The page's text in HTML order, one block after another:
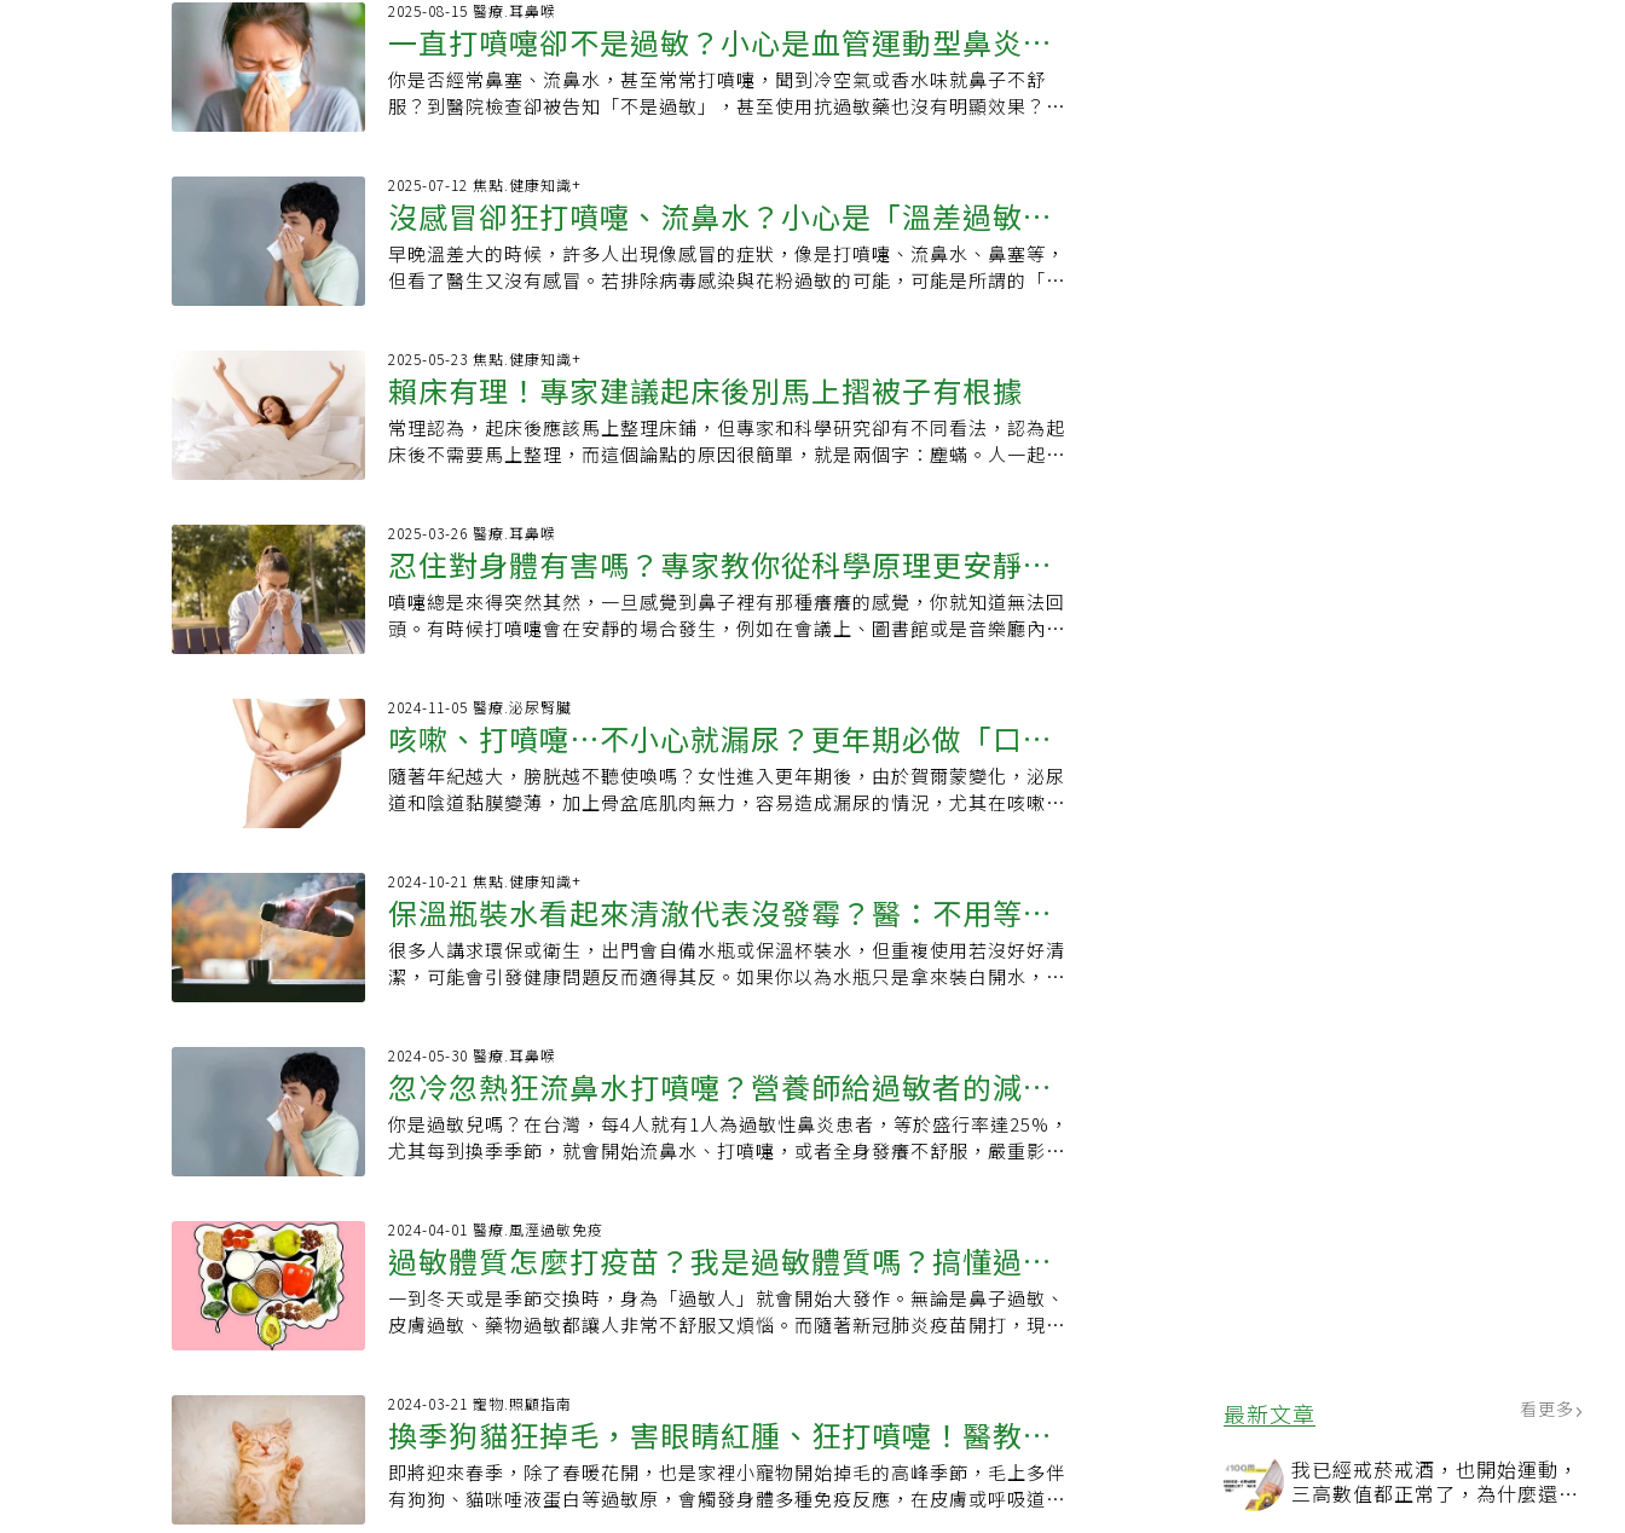
腎的位置，局部刺激來溫通經絡，幫助改善過敏症狀。
或水腫，也有可能會有死胎等狀況。林詠青也提醒，B19微小病毒可能造成心
臟、神經跟肝腎方面的感染的症狀，心臟比較危險的狀況是造成心肌炎、神經系
統可能會造成腦炎或腦膜炎、在肝腎可能會造成肝炎或是腎臟發炎。以往發現造
成致死的狀況最常見是心肌炎，一般病毒感染都有可能會造成心肌炎，且以往發
現感染造成心肌炎致死率大約三成。林詠青說，B19微小病毒目前沒有特效藥、
前往人潮比較多公共場合，還是要戴口罩才可以避免透過飛沫感染。至於全球病
毒流行狀況，防疫辦公室主任李佳琳說明，B19微小病毒並非法定傳染病，不過
日本、美國將他列為監測項目，不過資料也不算多。在2025年其實就有一波的疫
情，日本從去年的10月後，疫情開始下降，那在今年的部分看到他目前疫情是有
之間，占比是最多，每一年大概是4到6年左右會有一個比較大型的疫情。總體來
看，日本在去年曾大流行，初步觀察今年疫情未超過去年；美國因為他的疫情大
概是前兩年是有比較大的疫情，不過最近的數據並不是非常的清楚，將再繼續蒐
集。
筍、甘藍、蛋白質類中就含有此營養素6、維他命C維他命C能強化人體黏膜細
胞，增加自身免疫力、減少過敏原入侵，建議可以多吃芭樂、奇異果、柑橘類等
水果來補充 7、維他命D建議可以多出門走走曬太陽，改善過敏；但若沒有陽光的
日子，不妨就多吃魚、牛奶、蛋黃、菇類等食物8、維他命E可以攝取各種堅果種
軛亞麻油酸(CLA)攝取適當的共軛亞麻油酸，除了能降低過敏症狀，也可以減少抗
過敏藥物的攝取，最重要的還是遵循醫囑，飲食當輔助。建議從紅花籽油、葵花
油、羊肉、牛肉、乳製品等食物中補充 這些食物要少吃 高敏敏指出，補充對的營
養素，才能幫助身體抗發炎，減少過敏不適。不過，光是增加好食物還不夠，日
常生活中也有一些會讓身體更容易發炎的地雷要避免： 1、加工食品：添加物過
高敏敏強調，除了補充抗敏營養素，也要少吃會讓身體發炎的食物，再加上規律
生活與良好作息，就能幫助免疫系統回到平衡 減少哈啾不停的困擾！ 【延伸閱
讀】 ·鼻塞、喉嚨卡痰、聞不到味道？醫警告：恐是「慢性鼻竇炎」 9大典型徵
兆曝 ·洗鼻器要天天用嗎？醫曝「最佳使用頻率」 這3種人需慎用
響身體天然防禦，如鼻腔與喉嚨黏液減少，讓病菌更容易存活和傳播。1. 選擇靠
窗座位，最好在機艙後方醫師建議，靠窗座位接觸他人的機會較少，而機艙後方
的座位也能避免被後方乘客呼吸或咳嗽波及。雖然並非百分之百安全，但這是降
低風險的簡單方式。2. 登機前先上洗手間在飛機上使用公共洗手間風險較高，因
為無法得知前一位使用者的衛生狀況，且飛行中不會再次清潔。因此登機前可以
托盤、扶手或安全帶扣上。醫師建議使用含消毒成分的濕巾擦拭座位區域，避免
接觸後再碰到口、鼻或眼睛。4. 隨身攜帶使用酒精乾洗手液進食或接觸公共物品
（如行李櫃把手）前，先使用酒精乾洗手液，可有效降低感染風險。手部是飛行
中最容易帶菌的途徑之一。5. 多喝水，並避免喝酒、咖啡機艙乾燥容易使身體脫
是長途飛行或免疫力較低的乘客。若附近有人咳嗽或打噴嚏，也可考慮換座位或
請求協助調整。美國家庭醫學協會醫師Kathleen N. Mueller表示：「只要採取正
確措施，旅行時仍有可能避免生病。」若對即將出行有疑慮，可事先諮詢家庭醫
師，做好防護準備。若自己在飛行中已感冒，也請戴口罩、用手肘遮擋咳嗽與打
噴嚏，以降低傳染他人的機率。
2025-08-15 醫療.耳鼻喉
一直打噴嚏卻不是過敏？小心是血管運動型鼻炎！
一表比較病因、症狀
你是否經常鼻塞、流鼻水，甚至常常打噴嚏，聞到冷空氣或香水味就鼻子不舒
服？到醫院檢查卻被告知「不是過敏」，甚至使用抗過敏藥也沒有明顯效果？醫
病因差異國泰醫院耳鼻喉科主治醫師王文弘表示，過敏性鼻炎是一種免疫系統過
度反應的疾病，當人體接觸到像是塵蟎、花粉、動物毛髮等過敏原時，會產生IgE
抗體，引發打噴嚏、鼻塞、鼻癢和流清水鼻涕等典型過敏症狀。這類鼻炎常見於
兒童與青少年，並常合併其他過敏性疾病，如氣喘或異位性皮膚炎。相較之下，
血管運動型鼻炎則是由鼻腔內血管與神經系統對氣溫、氣味、空氣濕度等刺激反
鼻水，有時也會頭脹或有「鼻子悶悶的」感覺，但打噴嚏與鼻癢較少見。過敏性
鼻炎VS血管性鼻炎一覽表王文弘說明，鼻塞、流鼻水、打噴嚏，這些常見的鼻部
症狀不一定都是過敏引起的，以下整理出過敏性鼻炎及血管運動型鼻炎的常見差
異：王文弘說明，兩者雖有部分症狀重疊，但治療方式不同。過敏性鼻炎以避開
主。血管性鼻炎藥物治療困難可手術王文弘提到，對於血管運動型鼻炎，目前的
藥物治療（如鼻用類固醇或抗膽鹼藥物）效果有限，有些人服藥只能稍微緩解，
但一遇到冷風或香味，症狀又再度發作。有些人長期使用鼻塞藥物（如血管收縮
劑），反而產生「藥物性鼻炎」，造成鼻黏膜惡性循環。因此，若藥物治療效果
不理想，可考慮後鼻神經消融術，利用高頻能量（如射頻或冷凍）破壞異常活躍
服不是小事，長期的鼻塞、流鼻水不僅影響睡眠、專注力，還可能造成頭痛、疲
憊、甚至情緒低落，很多人以為只是小感冒或鼻過敏，卻長年誤用藥物、延誤治
療。若已嘗試過多種治療仍無法改善，應詢問專業耳鼻喉科醫師，找出病因才能
擬訂適合的治療方式。【本文獲uho優活健康網授權刊登，原文刊載網址見此】
2025-07-12 焦點.健康知識+
沒感冒卻狂打噴嚏、流鼻水？小心是「溫差過敏」
醫揭日常預防方法
早晚溫差大的時候，許多人出現像感冒的症狀，像是打噴嚏、流鼻水、鼻塞等，
但看了醫生又沒有感冒。若排除病毒感染與花粉過敏的可能，可能是所謂的「溫
動性鼻炎」人體自律神經主導心跳、呼吸、體溫等無意識的生命機能，由促進活
動的「交感神經」與負責放鬆的「副交感神經」共同運作。當環境溫度變化劇
烈，這套系統需要頻繁調節血管收縮與分泌，進而消耗大量能量，導致功能失
衡。鼻腔內有豐富血管與神經，當自律神經無法穩定調節，便容易出現打噴嚏、
流鼻水、鼻塞等症狀。這種情況雖有「過敏」之名，實際並無花粉、塵蟎等過敏
調，部分患者也可能感到情緒煩躁、失眠等。但也要注意若鼻水偏黃且濃稠，伴
隨發燒、全身倦怠，可能是病毒或細菌感染；若眼睛感到癢、紅、腫，則可能是
典型的過敏性鼻炎。目前尚無針對溫差過敏的明確檢驗方式，診斷多以排除法進
行，醫師會透過問診、血液檢查等方式，排除感染或特定過敏原，來推斷為溫差
車前應特別留意。由於這些治療多為對症，無法根治，因此部分醫師也會建議搭
配中醫調理體質，作為輔助療法。此外，改善日常生活習慣是預防關鍵。當日夜
溫差達7℃以上，特別容易誘發症狀。日本兵庫醫科大學教授都築建三提醒，夏季
出入冷氣房、春秋交替時的早晚氣溫變化，都需格外注意。穿著方面，建議準備
方便穿脫的外套，減少室內外溫差對身體的刺激。頸部、手腕等裸露部位也容易
有助提升身體調節能力。專家也提醒，睡前30分鐘避免使用手機，有助神經系統
進入休息狀態，提升睡眠品質。研究指出，若本身已有氣喘、異位性皮膚炎等過
敏體質，更容易出現溫差引起的症狀。針對這些慢性病進行妥善控制，也有助整
體緩解。資料來源 / yomiDr.
2025-05-23 焦點.健康知識+
賴床有理！專家建議起床後別馬上摺被子有根據
常理認為，起床後應該馬上整理床鋪，但專家和科學研究卻有不同看法，認為起
床後不需要馬上整理，而這個論點的原因很簡單，就是兩個字：塵蟎。人一起床
（Martin Seeley）說，經過一夜睡眠後，被單內可能充滿汗水，如果配上合適氣
溫，將會變成塵蟎繁殖的理想環境，建議讓空氣流通一段時間後再摺被子。西利
說，每個人平均每晚會流500毫升的汗，所以到早上時，床鋪便成為塵蟎完美的繁
殖場。因此，應該先離開床至少30分鐘，讓空氣更好流通，讓水氣散去，降低床
鋪的溼氣。一項2006年的英國研究也指出，起床後先離開床一段時間可能有助於
食，喜歡棲息於人類的寢具如床單、被子中，牠們不會直接傷害人體，但會加劇
過敏症狀，尤其是氣喘患者。美國肺臟協會（American Lung Association）指
出，實際上是塵蟎的排泄物引起流鼻水、流眼淚、打噴嚏等生理反應。這些殘留
物留在被子內，再被人體吸入。總而言之，不建議讓紡織品甚至大部分環境累積
2025-03-26 醫療.耳鼻喉
忍住對身體有害嗎？專家教你從科學原理更安靜打
噴嚏小技巧
噴嚏總是來得突然其然，一旦感覺到鼻子裡有那種癢癢的感覺，你就知道無法回
頭。有時候打噴嚏會在安靜的場合發生，例如在會議上、圖書館或是音樂廳內，
用力噴出，並通過鼻子和嘴巴排出體外。當你打噴嚏時，它會將如灰塵、塵土和
花粉等可能讓你生病或引發發炎的刺激物從鼻子或喉嚨中清除。除此之外，還有
一些較不常見的原因會讓人打噴嚏。例如有些人在看到強光時會打噴嚏，這叫做
「光敏性噴嚏反射」。另外，有些人因為胃部飽脹而打噴嚏，甚至有些人打噴嚏
與性幻想有關。為何有人打噴嚏很大聲？專家指出，當觸發打噴嚏反應時，大腦
在打噴嚏時，喉嚨的肌肉會參與其中。因此，你可以改變並調整噴嚏的聲音。一
般來說，鼻腔和口腔通道較小或較狹窄的人，會發出較高頻或較尖銳的噴嚏。與
之相反，通道較大的人，其噴嚏的聲音通常會有更多的共鳴，也就是會更響亮。
如何更安靜打噴嚏？1.吐氣肺部裡的空氣越多，噴嚏的聲音可能就越大。在打噴
巴。4.遮擋口鼻用手帕或手肘摀住口鼻來減弱噴嚏的聲音。忍住不打噴嚏對身體
有害嗎？雖然忍住不打噴嚏是可行的，但專家提醒不要完全憋住噴嚏，讓肺部內
的空氣壓力釋放很重要。但是如果你試圖壓抑或憋住打噴嚏，可能會導致各種問
題，包括：．耳膜受損．鼻竇問題．眼壓升高．血管破裂專家表示，儘管打噴嚏
會讓你措手不及，但它對你的健康有很多好處。例如有些人可能因為病毒或細菌
sneeze．Cleveland Clinic: Sneezing．Can Holding in a Sneeze Hurt You?
2024-11-05 醫療.泌尿腎臟
咳嗽、打噴嚏⋯不小心就漏尿？更年期必做「口訣
操」有效改善尿失禁
隨著年紀越大，膀胱越不聽使喚嗎？女性進入更年期後，由於賀爾蒙變化，泌尿
道和陰道黏膜變薄，加上骨盆底肌肉無力，容易造成漏尿的情況，尤其在咳嗽、
尿說再見！尿失禁是女性常見的泌尿道症狀，尤其是更年期後的婦女。根據國民
健康署2021年「國民健康訪問調查」顯示，40～59歲已停經女性自述，更年期因
咳嗽、大笑、打噴嚏或腹部用力時，發生漏尿情形的比率為8.3%；而上廁所來不
及導致漏尿的情形比率為4.2%，間接影響生活品質。50%更年期婦女會漏尿馬偕
紀念醫院婦產部婦女泌尿科主任劉蕙瑄指出，更年期的婦女由於女性荷爾蒙分泌
出，女性因先天尿道短，比男性更容易產生漏尿問題，且隨著年齡漸增，膀胱肌
肉容易萎縮，進而出現頻尿、尿急、夜尿、漏尿、尿失禁等症狀，使得患者不方
便外出或是不敢用力，深怕咳嗽、打噴嚏、跑步就會漏尿，嚴重影響病人的生活
品質。更年期漏尿5招改善尿失禁不僅是一種生理狀態，同時也涉及個人衛生及社
控制體重：體重過重會增加漏尿風險，因此建議將身體質量指數（Body Mass
Index，BMI）控制於18.5～24之間。肌力訓練：「骨盆底肌肌肉訓練」能夠強
化骨盆底部肌肉群，預防漏尿的發生。適當飲水與排尿：建議每天喝水量達到
1500～2000毫升，並養成定期排尿的習慣，切記不要憋尿。飲食控制：平常避免
刺激性的食物，例如咖啡、酒精等攝取，才能減少膀胱刺激。保持清潔：分泌物
縮運動，強化骨盆底肌肉，隨之加強尿道括約肌的力量，進而改善頻尿及尿失禁
的情況，只要牢記「懂得收、收得住、動得好」的觀念，就能有效改善更年齡漏
尿。骨盆底肌肌肉訓練怎麼做？首先找到舒服的坐姿，讓毛巾貼合陰道口，緩慢
的收縮夾緊肛門，此時收縮的肌肉即是骨盆底肌肉；接著，運用枕頭或球夾在大
2024-10-21 焦點.健康知識+
保溫瓶裝水看起來清澈代表沒發霉？醫：不用等看
到斑點 4徵兆恐已生黴菌
很多人講求環保或衛生，出門會自備水瓶或保溫杯裝水，但重複使用若沒好好清
潔，可能會引發健康問題反而適得其反。如果你以為水瓶只是拿來裝白開水，不
有些種類的細菌和黴菌依水而活，像是湖泊或池塘裡充滿著細菌，在某些情況
下，喝下水後就會被這些細菌感染。不光是水瓶，很多細菌也潛伏在廁所和淋浴
間這種潮濕的地方。醫師要大家想想，你上一次將水瓶的水倒光是什麼時候？這
個瓶子裡大多時間都有液體存在，它很少有完全乾燥的時候，在這黑暗、潮濕和
溫暖的空間一開始會生成肉眼幾乎看不到的小黑點，長期下來就會讓水被污染。
下：‧腸胃問題：黴菌會刺激胃和消化系統，喝下含黴菌的水可能會感到胃部不
適、痙攣或腹瀉。‧過敏：有些人對黴菌過敏，即使是少量的黴菌都會引發過敏
反應，包括打噴嚏、咳嗽、搔癢和流鼻涕。‧呼吸系統問題：吸入黴菌孢子可能
會引起呼吸症狀，如果本身患有氣喘或其他肺部疾病，會導致喘氣和呼吸困
菌，一開始的型態其實是附著在瓶上的薄膜，被稱為生物膜，那正是細菌和黴菌
堆積的徵兆。判斷水瓶是否發霉有以下情況：‧肉眼可見的斑點：最明顯的跡象
之一就是瓶子內看到黴菌斑點，通常為白色、黑色或綠色。‧難聞的氣味或味
道：如果水瓶發出黴味，可能還略帶泥土味，即使洗過還是有異味，那就代表潛
伏著黴菌。‧水呈現混濁：黴菌會讓水看起來污濁，如果瓶子裡的水看來不清
2024-05-30 醫療.耳鼻喉
忽冷忽熱狂流鼻水打噴嚏？營養師給過敏者的減敏
菜單 飲食5招改善過敏
你是過敏兒嗎？在台灣，每4人就有1人為過敏性鼻炎患者，等於盛行率達25%，
尤其每到換季季節，就會開始流鼻水、打噴嚏，或者全身發癢不舒服，嚴重影響
時，像是特定食物、花粉、塵蟎等，就導致流鼻水、打噴嚏等過敏現象。台南市
立醫院營養師張麗娟指出，想要改善過敏，除了減少接觸過敏原，也可以透過適
當的飲食調整，來減緩過敏的發作頻率：．均衡攝取多樣食物．多攝取抗氧化食
物．選擇優質蛋白．增加維生素D．少攝取糖類與加工食品過敏者的減敏菜單張
麗娟指出，平常要吃對食物，像是各類水果和蔬菜，如花椰菜、柑橘類、菠菜、
等食物都是優良蛋白質，特別是富含omega-3脂肪酸的魚，例如鮭魚、鯖魚；乾
木耳、乾香菇、牛奶、秋刀魚富含維生素D，具有調節免疫的作用，適量補充可
降低過敏嚴重度。烹調減少煎炒油炸張麗娟表示，均衡飲食是維持健康的要素，
每日應攝取六大類食物：全穀雜糧、豆魚蛋肉、蔬菜、水果、乳品與堅果，而且
2024-04-01 醫療.風溼過敏免疫
過敏體質怎麼打疫苗？我是過敏體質嗎？搞懂過敏
發作怎麼辦、皮膚過敏、鼻子過敏到底是什麼！
一到冬天或是季節交換時，身為「過敏人」就會開始大發作。無論是鼻子過敏、
皮膚過敏、藥物過敏都讓人非常不舒服又煩惱。而隨著新冠肺炎疫苗開打，現在
定義，是指人體免疫系統對某些物質過度敏感，因此「有過敏體質」，代表這個
人容易對不同、而且常見的物質「過度敏感」。不同的物質包含塵蟎、灰塵、花
粉，還有食物如海鮮、雞蛋、蠶豆，或是藥物如抗生素等，種類非常多元。每個
人都可能對幾種，甚至幾十種以上的物質產生過敏反應，如果是常見物質，就可
能會影響到生活。其實過敏體質是身體的自我保護機制雖然過敏讓人很不舒服，
2024-03-21 寵物.照顧指南
換季狗貓狂掉毛，害眼睛紅腫、狂打噴嚏！醫教「5
方式」減緩過敏 ，坐墊、抱枕要常清
即將迎來春季，除了春暖花開，也是家裡小寵物開始掉毛的高峰季節，毛上多伴
有狗狗、貓咪唾液蛋白等過敏原，會觸發身體多種免疫反應，在皮膚或呼吸道引